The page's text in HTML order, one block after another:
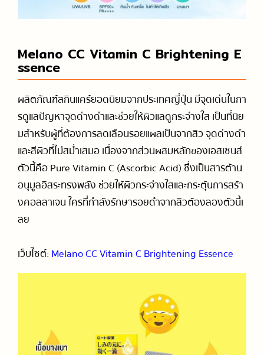
Melano CC Vitamin C Brightening E
ssence
ผลิตภัณฑ์สกินแคร์ยอดนิยมจากประเทศญี่ปุ่น มีจุดเด่นในกา
รดูแลปัญหาจุดด่างดำและช่วยให้ผิวแลดูกระจ่างใส เป็นที่นิย
มสำหรับผู้ที่ต้องการลดเลือนรอยแผลเป็นจากสิว จุดด่างดำ
และสีผิวที่ไม่สม่ำเสมอ เนื่องจากส่วนผสมหลักของเอสเซนส์
ตัวนี้คือ Pure Vitamin C (Ascorbic Acid) ซึ่งเป็นสารต้าน
อนุมูลอิสระทรงพลัง ช่วยให้ผิวกระจ่างใสและกระตุ้นการสร้า
งคอลลาเจน ใครที่กำลังรักษารอยดำจากสิวต้องลองตัวนี้เ
ลย
เว็บไซต์:Melano CC Vitamin C Brightening Essence